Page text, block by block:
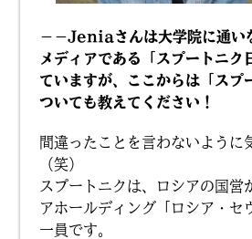
－－Jeniaさんは大学院に通い
メディアである「スプートニク
ていますが、ここからは「スプ
ついても教えてください！
間違ったことを言わないように
（笑）
スプートニクは、ロシアの国営
アホールディング「ロシア・セ
一員です。